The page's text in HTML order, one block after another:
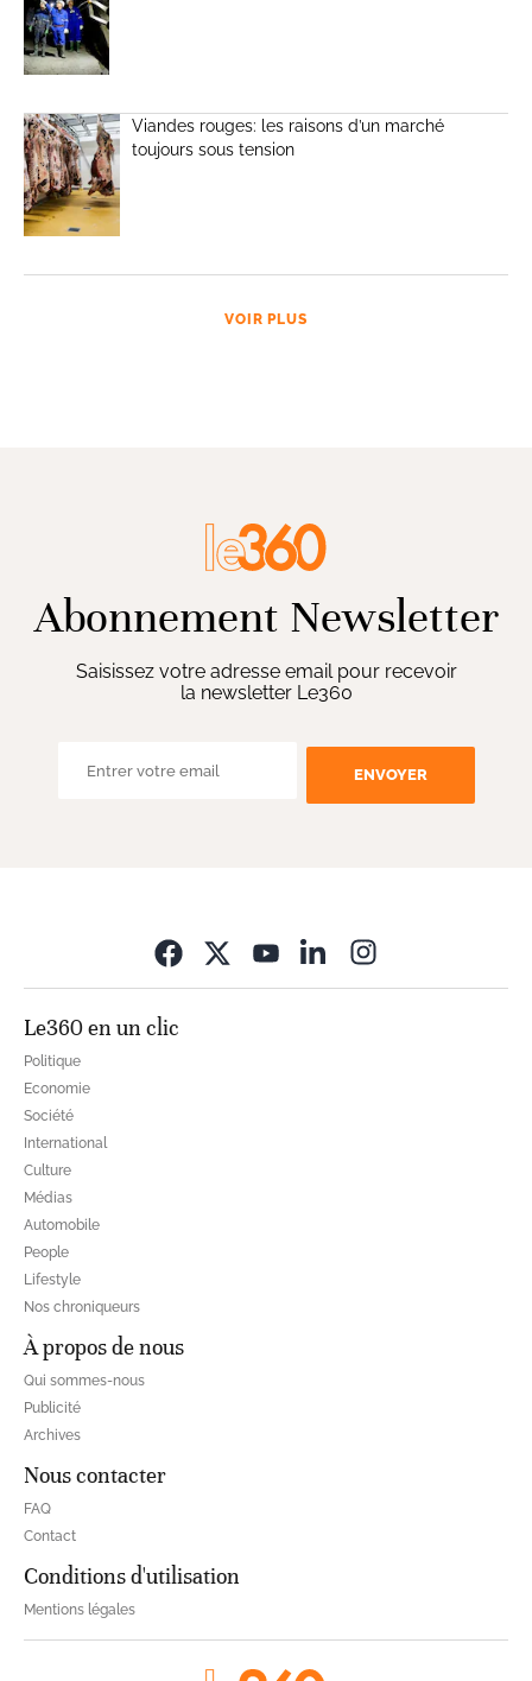
Viandes rouges: les raisons d’un marché
toujours sous tension
VOIR PLUS
Abonnement Newsletter
Saisissez votre adresse email pour recevoir
la newsletter Le360
ENVOYER
Le360 en un clic
Politique
Economie
Société
International
Culture
Médias
Automobile
People
Lifestyle
Nos chroniqueurs
À propos de nous
Qui sommes-nous
Publicité
Archives
Nous contacter
FAQ
Contact
Conditions d'utilisation
Mentions légales